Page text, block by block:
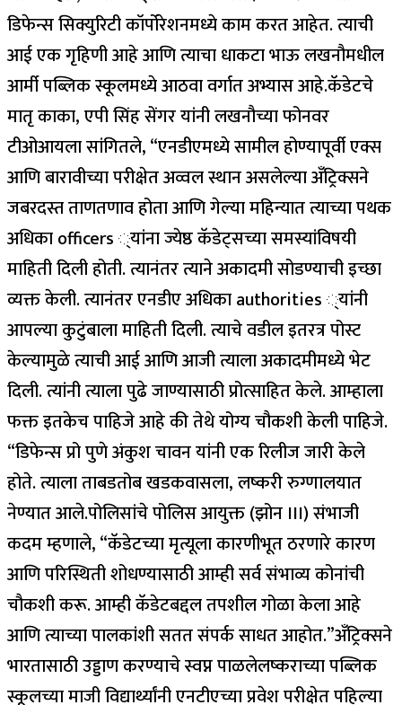
डिफेन्स सिक्युरिटी कॉर्पोरेशनमध्ये काम करत आहेत. त्याची
आई एक गृहिणी आहे आणि त्याचा धाकटा भाऊ लखनौमधील
आर्मी पब्लिक स्कूलमध्ये आठवा वर्गात अभ्यास आहे.कॅडेटचे
मातृ काका, एपी सिंह सेंगर यांनी लखनौच्या फोनवर
टीओआयला सांगितले, “एनडीएमध्ये सामील होण्यापूर्वी एक्स
आणि बारावीच्या परीक्षेत अव्वल स्थान असलेल्या अँट्रिक्सने
जबरदस्त ताणतणाव होता आणि गेल्या महिन्यात त्याच्या पथक
अधिका officers ्यांना ज्येष्ठ कॅडेट्सच्या समस्यांविषयी
माहिती दिली होती.त्यानंतर त्याने अकादमी सोडण्याची इच्छा
व्यक्त केली. त्यानंतर एनडीए अधिका authorities ्यांनी
आपल्या कुटुंबाला माहिती दिली. त्याचे वडील इतरत्र पोस्ट
केल्यामुळे त्याची आई आणि आजी त्याला अकादमीमध्ये भेट
दिली.त्यांनी त्याला पुढे जाण्यासाठी प्रोत्साहित केले. आम्हाला
फक्त इतकेच पाहिजे आहे की तेथे योग्य चौकशी केली पाहिजे.
“डिफेन्स प्रो पुणे अंकुश चावन यांनी एक रिलीज जारी केले
होते.त्याला ताबडतोब खडकवासला, लष्करी रुग्णालयात
नेण्यात आले.पोलिसांचे पोलिस आयुक्त (झोन III) संभाजी
कदम म्हणाले, “कॅडेटच्या मृत्यूला कारणीभूत ठरणारे कारण
आणि परिस्थिती शोधण्यासाठी आम्ही सर्व संभाव्य कोनांची
चौकशी करू. आम्ही कॅडेटबद्दल तपशील गोळा केला आहे
आणि त्याच्या पालकांशी सतत संपर्क साधत आहोत.”अँट्रिक्सने
भारतासाठी उड्डाण करण्याचे स्वप्न पाळलेलष्कराच्या पब्लिक
स्कूलच्या माजी विद्यार्थ्यांनी एनटीएच्या प्रवेश परीक्षेत पहिल्या